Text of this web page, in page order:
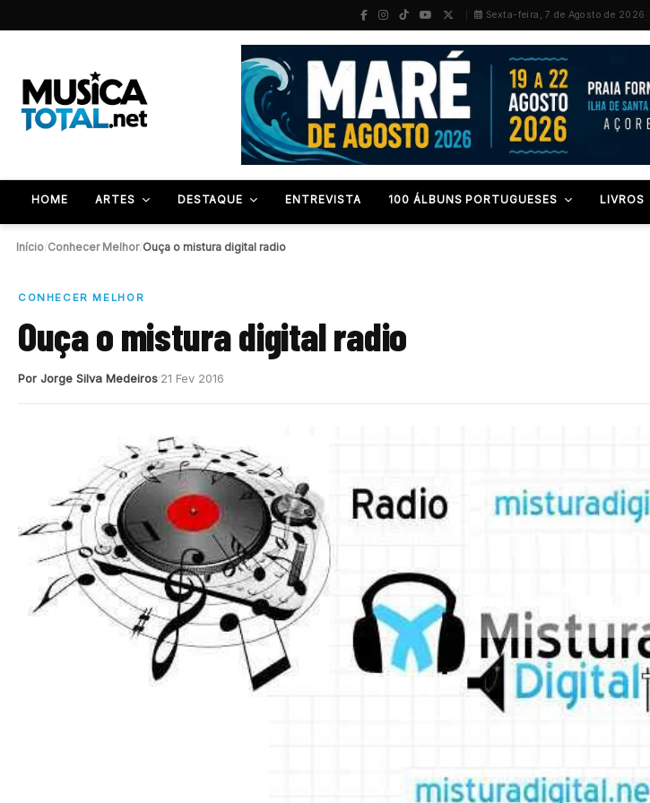
Sexta-feira, 7 de Agosto de 2026
HOME ARTES DESTAQUE ENTREVISTA 100 ÁLBUNS PORTUGUESES LIVROS
Início Conhecer Melhor/ Ouça o mistura digital radio
CONHECER MELHOR
Ouça o mistura digital radio
Por Jorge Silva Medeiros 21 Fev 2016